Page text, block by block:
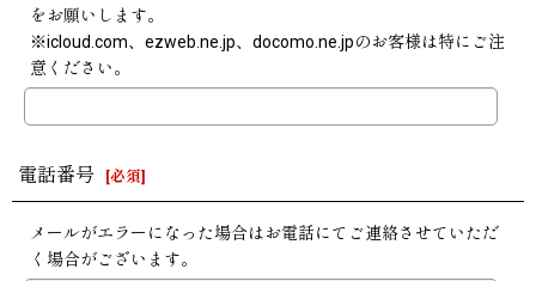
をお願いします。
※icloud.com、ezweb.ne.jp、docomo.ne.jpのお客様は特にご注
意ください。
電話番号 [必須]
メールがエラーになった場合はお電話にてご連絡させていただ
く場合がございます。